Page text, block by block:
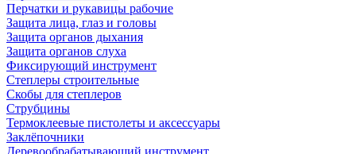
Перчатки и рукавицы рабочие
Защита лица, глаз и головы
Защита органов дыхания
Защита органов слуха
Фиксирующий инструмент
Степлеры строительные
Скобы для степлеров
Струбцины
Термоклеевые пистолеты и аксессуары
Заклёпочники
Деревообрабатывающий инструмент